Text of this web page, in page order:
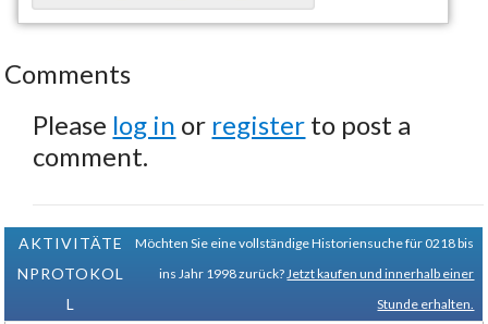
Comments
Please log in or register to post a
comment.
AKTIVITÄTE
NPROTOKOL
L
Möchten Sie eine vollständige Historiensuche für 0218 bis
ins Jahr 1998 zurück? Jetzt kaufen und innerhalb einer
Stunde erhalten.